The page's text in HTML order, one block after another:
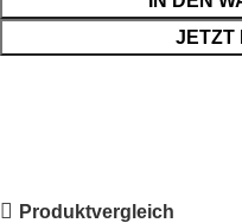
JETZT
Produktvergleich